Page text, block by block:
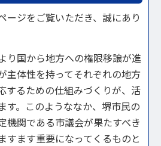
ージをご覧いただき、誠にあり
り国から地方への権限移譲が進
主体性を持ってそれぞれの地方
するための仕組みづくりが、活
す。このようななか、堺市民の
機関である市議会が果たすべき
すます重要になってくるものと